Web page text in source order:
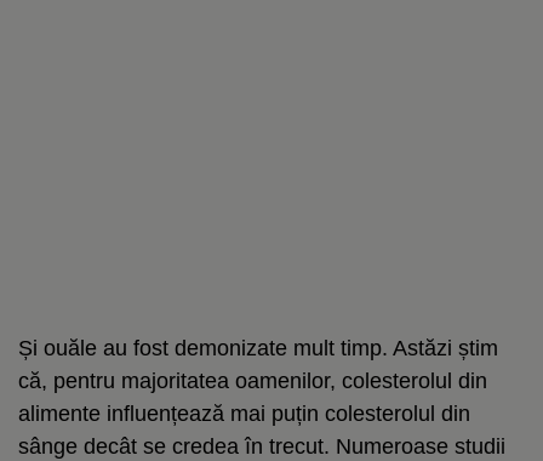
Și ouăle au fost demonizate mult timp. Astăzi știm
că, pentru majoritatea oamenilor, colesterolul din
alimente influențează mai puțin colesterolul din
sânge decât se credea în trecut. Numeroase studii